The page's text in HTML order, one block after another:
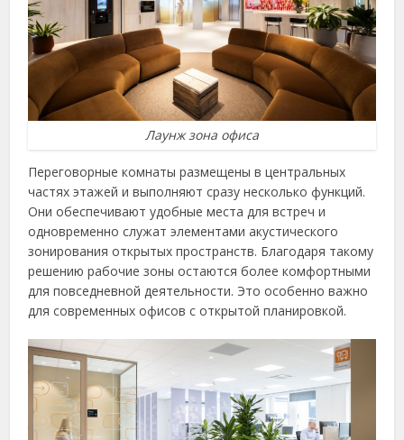
Лаунж зона офиса
Переговорные комнаты размещены в центральных
частях этажей и выполняют сразу несколько функций.
Они обеспечивают удобные места для встреч и
одновременно служат элементами акустического
зонирования открытых пространств. Благодаря такому
решению рабочие зоны остаются более комфортными
для повседневной деятельности. Это особенно важно
для современных офисов с открытой планировкой.